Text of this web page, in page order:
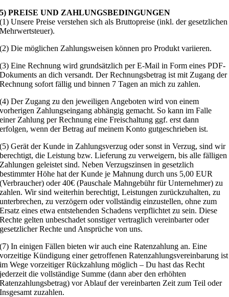
5) PREISE UND ZAHLUNGSBEDINGUNGEN
(1) Unsere Preise verstehen sich als Bruttopreise (inkl. der gesetzlichen
Mehrwertsteuer).
(2) Die möglichen Zahlungsweisen können pro Produkt variieren.
(3) Eine Rechnung wird grundsätzlich per E-Mail in Form eines PDF-
Dokuments an dich versandt. Der Rechnungsbetrag ist mit Zugang der
Rechnung sofort fällig und binnen 7 Tagen an mich zu zahlen.
(4) Der Zugang zu den jeweiligen Angeboten wird von einem
vorherigen Zahlungseingang abhängig gemacht. So kann im Falle
einer Zahlung per Rechnung eine Freischaltung ggf. erst dann
erfolgen, wenn der Betrag auf meinem Konto gutgeschrieben ist.
(5) Gerät der Kunde in Zahlungsverzug oder sonst in Verzug, sind wir
berechtigt, die Leistung bzw. Lieferung zu verweigern, bis alle fälligen
Zahlungen geleistet sind. Neben Verzugszinsen in gesetzlich
bestimmter Höhe hat der Kunde je Mahnung durch uns 5,00 EUR
(Verbraucher) oder 40€ (Pauschale Mahngebühr für Unternehmer) zu
zahlen. Wir sind weiterhin berechtigt, Leistungen zurückzuhalten, zu
unterbrechen, zu verzögern oder vollständig einzustellen, ohne zum
Ersatz eines etwa entstehenden Schadens verpflichtet zu sein. Diese
Rechte gelten unbeschadet sonstiger vertraglich vereinbarter oder
gesetzlicher Rechte und Ansprüche von uns.
(7) In einigen Fällen bieten wir auch eine Ratenzahlung an. Eine
vorzeitige Kündigung einer getroffenen Ratenzahlungsvereinbarung ist
im Wege vorzeitiger Rückzahlung möglich – Du hast das Recht
jederzeit die vollständige Summe (dann aber den erhöhten
Ratenzahlungsbetrag) vor Ablauf der vereinbarten Zeit zum Teil oder
Insgesamt zuzahlen.